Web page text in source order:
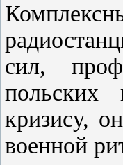
сил,
польских
кризису,
военной